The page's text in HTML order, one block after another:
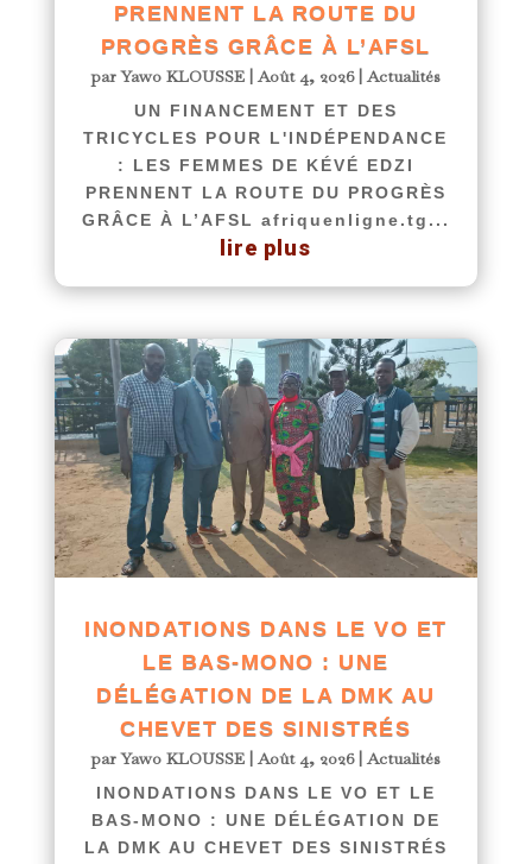
PRENNENT LA ROUTE DU
PROGRÈS GRÂCE À L’AFSL
parYawo KLOUSSE |Août 4, 2026|Actualités
UN FINANCEMENT ET DES
TRICYCLES POUR L'INDÉPENDANCE
: LES FEMMES DE KÉVÉ EDZI
PRENNENT LA ROUTE DU PROGRÈS
GRÂCE À L’AFSL afriquenligne.tg...
lire plus
INONDATIONS DANS LE VO ET
LE BAS-MONO : UNE
DÉLÉGATION DE LA DMK AU
CHEVET DES SINISTRÉS
parYawo KLOUSSE |Août 4, 2026|Actualités
INONDATIONS DANS LE VO ET LE
BAS-MONO : UNE DÉLÉGATION DE
LA DMK AU CHEVET DES SINISTRÉS